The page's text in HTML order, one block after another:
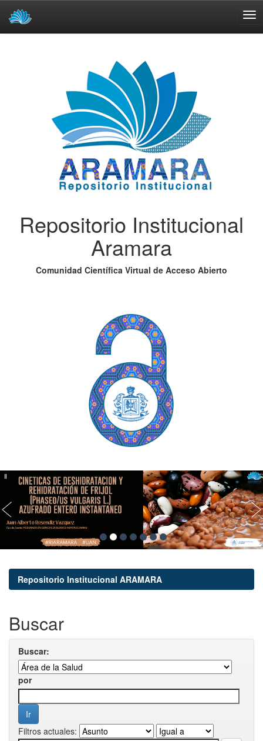
Repositorio Institucional
Aramara
Comunidad Científica Virtual de Acceso Abierto
Repositorio Institucional ARAMARA
Buscar
Buscar:
por
Filtros actuales: